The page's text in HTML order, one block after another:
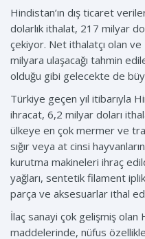
Hindistan’ın dış ticaret
dolarlık ithalat, 217 milyar
çekiyor. Net ithalatçı olan ve
milyara ulaşacağı tahmin
olduğu gibi gelecekte de
Türkiye geçen yıl itibarıyla
ihracat, 6,2 milyar doları
ülkeye en çok mermer ve
sığır veya at cinsi
kurutma makineleri ihraç
yağları, sentetik filament
parça ve aksesuarlar ithal
İlaç sanayi çok gelişmiş olan
maddelerinde, nüfus